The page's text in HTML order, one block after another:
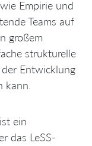
Empirie und
Teams auf
großem
strukturelle
Entwicklung
kann.
ein
das LeSS-